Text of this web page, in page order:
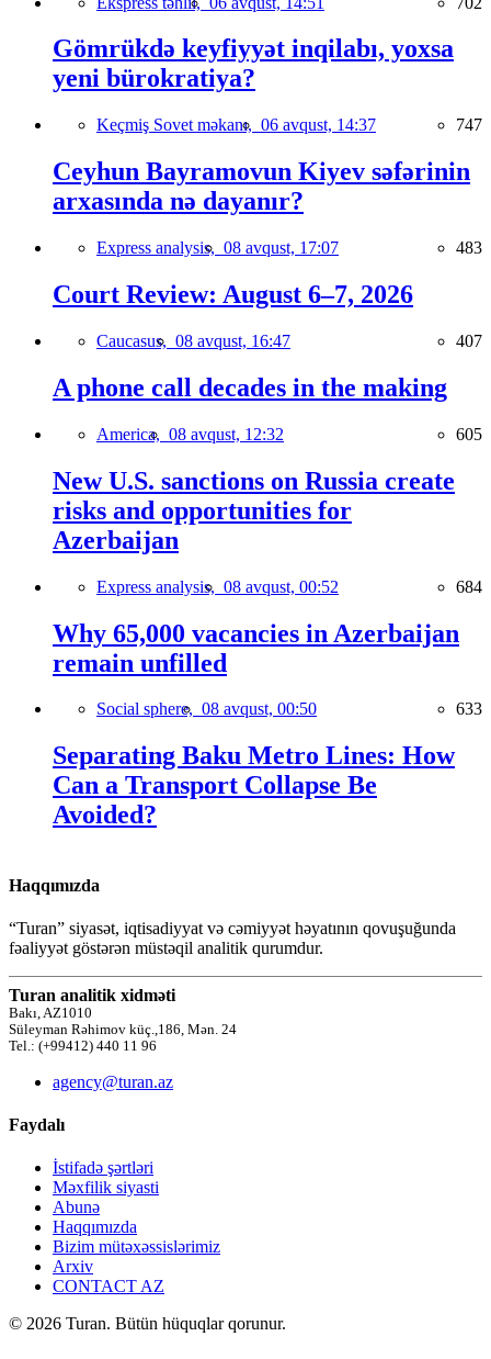
Gömrükdə keyfiyyət inqilabı, yoxsa
yeni bürokratiya?
Keçmiş Sovet məkanı, 06 avqust, 14:37 747
Ceyhun Bayramovun Kiyev səfərinin
arxasında nə dayanır?
Express analysis, 08 avqust, 17:07 483
Court Review: August 6–7, 2026
Caucasus, 08 avqust, 16:47 407
A phone call decades in the making
America, 08 avqust, 12:32 605
New U.S. sanctions on Russia create
risks and opportunities for
Azerbaijan
Express analysis, 08 avqust, 00:52 684
Why 65,000 vacancies in Azerbaijan
remain unfilled
Social sphere, 08 avqust, 00:50 633
Separating Baku Metro Lines: How
Can a Transport Collapse Be
Avoided?
Haqqımızda
“Turan” siyasət, iqtisadiyyat və cəmiyyət həyatının qovuşuğunda
fəaliyyət göstərən müstəqil analitik qurumdur.
Turan analitik xidməti
Bakı, AZ1010
Süleyman Rəhimov küç.,186, Mən. 24
Tel.: (+99412) 440 11 96
agency@turan.az
Faydalı
İstifadə şərtləri
Məxfilik siyasti
Abunə
Haqqımızda
Bizim mütəxəssislərimiz
Arxiv
CONTACT AZ
© 2026 Turan. Bütün hüquqlar qorunur.